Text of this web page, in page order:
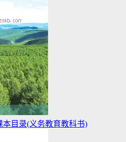
目录(义务教育教科书)